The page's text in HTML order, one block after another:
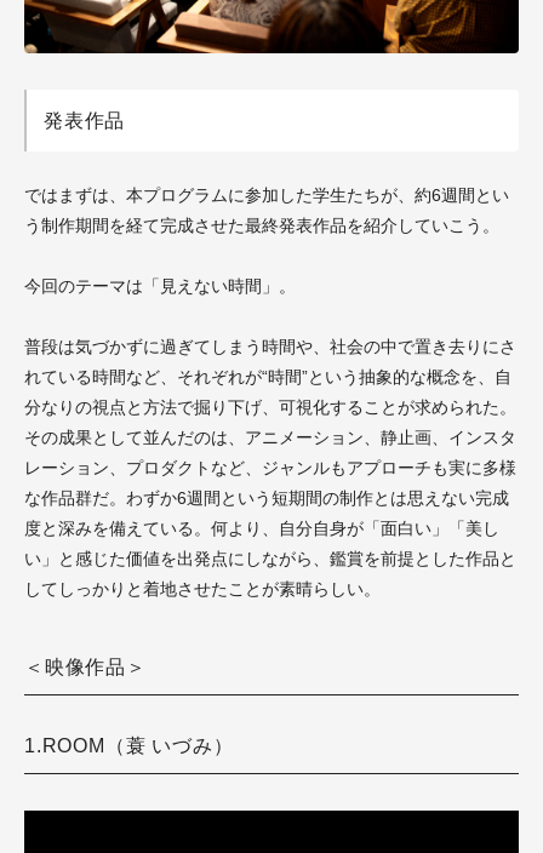
発表作品
ではまずは、本プログラムに参加した学生たちが、約6週間とい
う制作期間を経て完成させた最終発表作品を紹介していこう。
今回のテーマは「見えない時間」。
普段は気づかずに過ぎてしまう時間や、社会の中で置き去りにさ
れている時間など、それぞれが“時間”という抽象的な概念を、自
分なりの視点と方法で掘り下げ、可視化することが求められた。
その成果として並んだのは、アニメーション、静止画、インスタ
レーション、プロダクトなど、ジャンルもアプローチも実に多様
な作品群だ。わずか6週間という短期間の制作とは思えない完成
度と深みを備えている。何より、自分自身が「面白い」「美し
い」と感じた価値を出発点にしながら、鑑賞を前提とした作品と
してしっかりと着地させたことが素晴らしい。
＜映像作品＞
1.ROOM（蓑 いづみ）